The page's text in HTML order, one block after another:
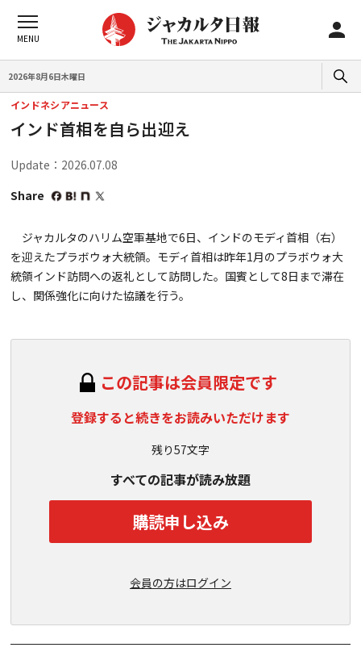
2026年8月6日木曜日
インドネシアニュース
インド首相を自ら出迎え
Update：2026.07.08
Share
ジャカルタのハリム空軍基地で6日、インドのモディ首相（右）
を迎えたプラボウォ大統領。モディ首相は昨年1月のプラボウォ大
統領インド訪問への返礼として訪問した。国賓として8日まで滞在
し、関係強化に向けた協議を行う。
この記事は会員限定です
登録すると続きをお読みいただけます
残り57文字
すべての記事が読み放題
購読申し込み
会員の方はログイン